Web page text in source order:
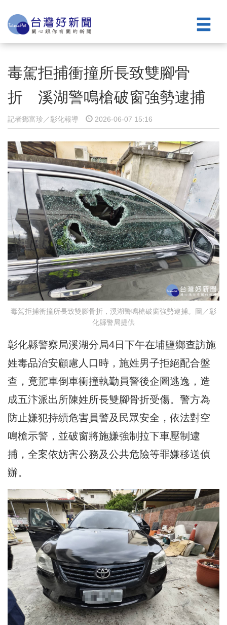
毒駕拒捕衝撞所長致雙腳骨
折 溪湖警鳴槍破窗強勢逮捕
記者鄧富珍／彰化報導 2026-06-07 15:16
毒駕拒捕衝撞所長致雙腳骨折，溪湖警鳴槍破窗強勢逮捕。圖／彰
化縣警局提供
彰化縣警察局溪湖分局4日下午在埔鹽鄉查訪施
姓毒品治安顧慮人口時，施姓男子拒絕配合盤
查，竟駕車倒車衝撞執勤員警後企圖逃逸，造
成五汴派出所陳姓所長雙腳骨折受傷。警方為
防止嫌犯持續危害員警及民眾安全，依法對空
鳴槍示警，並破窗將施嫌強制拉下車壓制逮
捕，全案依妨害公務及公共危險等罪嫌移送偵
辦。